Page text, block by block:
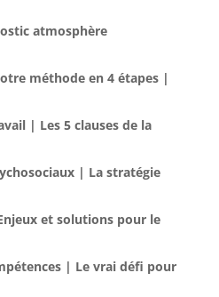
atmosphère
méthode en 4 étapes |
| Les 5 clauses de la
| La stratégie
et solutions pour le
| Le vrai défi pour